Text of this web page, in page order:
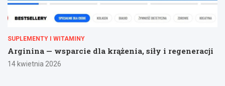
SUPLEMENTY I WITAMINY
Arginina — wsparcie dla krążenia, siły i regeneracji
14 kwietnia 2026